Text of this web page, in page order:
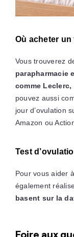
Où acheter un
Vous trouverez
parapharmacie
comme
pouvez aussi
jour d’ovulation
Amazon ou
Test
Pour vous aider
également
basent sur la
Foire aux